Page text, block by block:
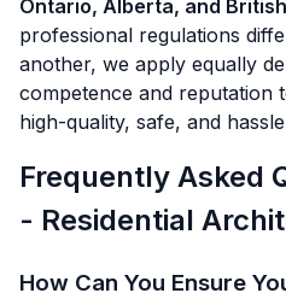
Ontario, Alberta, and
professional regulations
another, we apply equally
competence and reputation
high-quality, safe, and
Frequently Asked
- Residential
How Can You Ensure